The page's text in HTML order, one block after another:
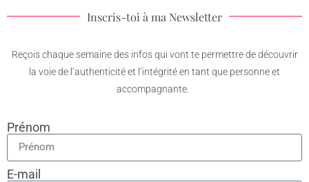
Inscris-toi à ma Newsletter
Reçois chaque semaine des infos qui vont te permettre de découvrir
la voie de l’authenticité et l’intégrité en tant que personne et
accompagnante.
Prénom
E-mail